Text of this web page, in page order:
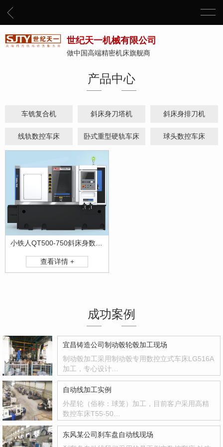
世纪天一机械有限公司
做中国高端精密机床旗舰商
产品中心
车铣复合机 斜床身刀塔机 斜床身排刀机
线轨数控车床 卧式重型硬轨车床 球头数控车床
小铁人QT500-750斜床身数控硬车机床
查看详情 +
成功案例
宜昌铸造公司制动毂轮毂加工现场
制动毂加工采用制动毂专用数控立式车床LG516A
加工，专心设计…
自动线加工实例
外星轮（俗称：球笼）加工，目前客户采用高精
数控车床T55-50…
东风某公司刹车盘自动线现场